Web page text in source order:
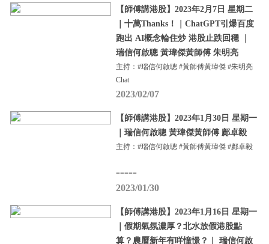
【師傅講港股】2023年2月7日 星期二
｜十萬Thanks！｜ChatGPT引爆百度
跑出 AI概念輪住炒 港股止跌回穩 ｜
瑞信何啟聰 黃瑋傑黃師傅 朱明亮
主持：#瑞信何啟聰 #黃師傅黃瑋傑 #朱明亮
Chat
2023/02/07
【師傅講港股】2023年1月30日 星期一
｜瑞信何啟聰 黃瑋傑黃師傅 鄺卓毅
主持：#瑞信何啟聰 #黃師傅黃瑋傑 #鄺卓毅
=====
2023/01/30
【師傅講港股】2023年1月16日 星期一
｜假期氣氛濃厚？北水放假港股點
算？農曆新年有咩憧憬？｜ 瑞信何啟